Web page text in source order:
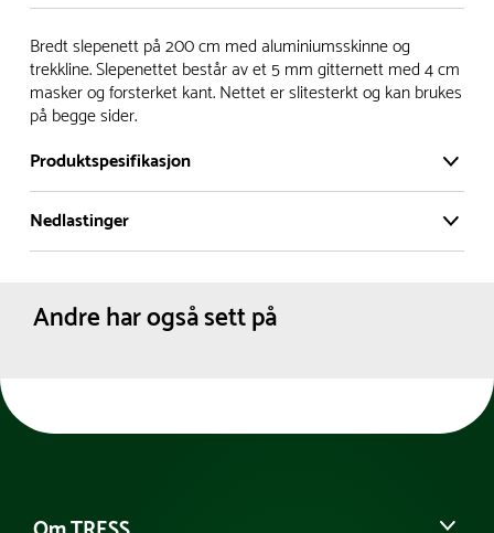
Vi har et stort og effektivt lager i Skanderborg, Danmark -
på ca. 6000 kvadratmeter, med mer enn 5000 produkter
klare for levering.
- Leveringstid på lagerførte varer er normalt 5-7 virkedager.
- Leveringstid på spesialvarer og bestillingsvarer vil variere.
Kontakt gjerne kundeservice for å få oppgitt forventet
leveringstid.
forventet leveringstid.
Bredt slepenett på 200 cm med aluminiumsskinne og
trekkline. Slepenettet består av et 5 mm gitternett med 4 cm
masker og forsterket kant. Nettet er slitesterkt og kan brukes
på begge sider.
Produktspesifikasjon
Materiale:
PVC
Bredde :
Lengde :
Nedlastinger
Andre har også sett på